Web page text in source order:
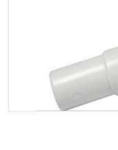
RACCORD PE
RACCORD INOX
TUBE LAITON ET
TUYAU SOUPLE
KIT FIXATION
Vanne équilibrage
Vanne mélangeuse
TUBAGE
EQUIPEMENT
COLLIER ET
CONNEXION
CÂBLE
GAINE
TRAPPE
VOTRE SOLUTION